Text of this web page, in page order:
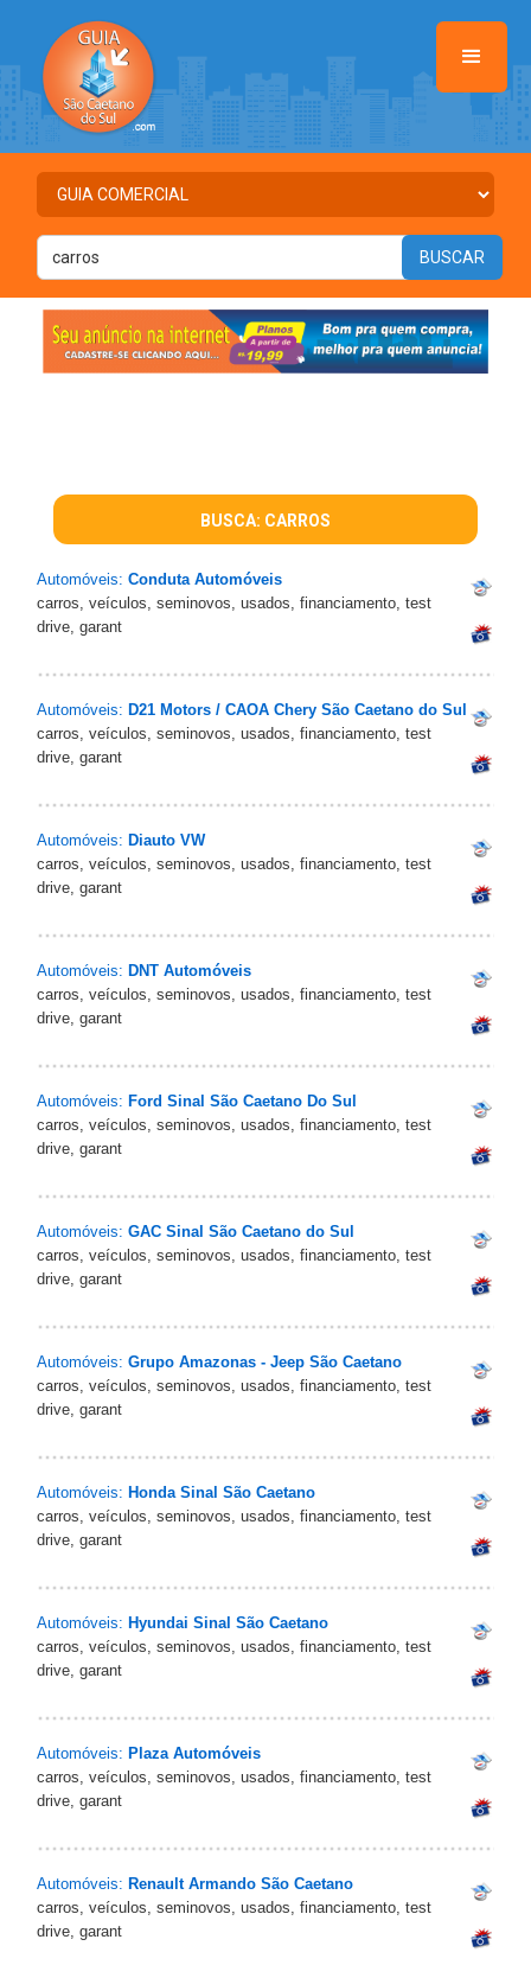
BUSCA: CARROS
Automóveis: Conduta Automóveis
carros, veículos, seminovos, usados, financiamento, test
drive, garant
Automóveis: D21 Motors / CAOA Chery São Caetano do Sul
carros, veículos, seminovos, usados, financiamento, test
drive, garant
Automóveis: Diauto VW
carros, veículos, seminovos, usados, financiamento, test
drive, garant
Automóveis: DNT Automóveis
carros, veículos, seminovos, usados, financiamento, test
drive, garant
Automóveis: Ford Sinal São Caetano Do Sul
carros, veículos, seminovos, usados, financiamento, test
drive, garant
Automóveis: GAC Sinal São Caetano do Sul
carros, veículos, seminovos, usados, financiamento, test
drive, garant
Automóveis: Grupo Amazonas - Jeep São Caetano
carros, veículos, seminovos, usados, financiamento, test
drive, garant
Automóveis: Honda Sinal São Caetano
carros, veículos, seminovos, usados, financiamento, test
drive, garant
Automóveis: Hyundai Sinal São Caetano
carros, veículos, seminovos, usados, financiamento, test
drive, garant
Automóveis: Plaza Automóveis
carros, veículos, seminovos, usados, financiamento, test
drive, garant
Automóveis: Renault Armando São Caetano
carros, veículos, seminovos, usados, financiamento, test
drive, garant